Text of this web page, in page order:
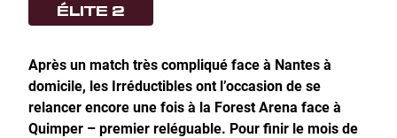
ÉLITE 2
Après un match très compliqué face à Nantes à
domicile, les Irréductibles ont l’occasion de se
relancer encore une fois à la Forest Arena face à
Quimper – premier reléguable. Pour finir le mois de